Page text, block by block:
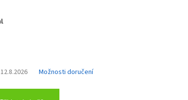
12.8.2026 Možnosti doručení